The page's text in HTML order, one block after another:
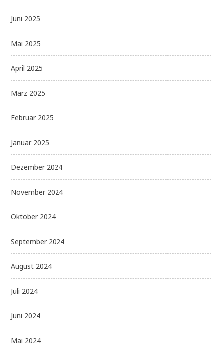
Juni 2025
Mai 2025
April 2025
März 2025
Februar 2025
Januar 2025
Dezember 2024
November 2024
Oktober 2024
September 2024
August 2024
Juli 2024
Juni 2024
Mai 2024